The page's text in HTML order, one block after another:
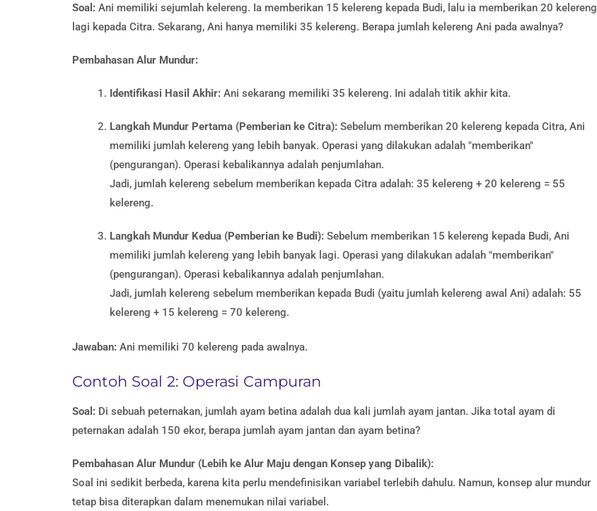
Soal: Ani memiliki sejumlah kelereng. Ia memberikan 15 kelereng kepada Budi, lalu ia memberikan 20 kelereng
lagi kepada Citra. Sekarang, Ani hanya memiliki 35 kelereng. Berapa jumlah kelereng Ani pada awalnya?
Pembahasan Alur Mundur:
Identifikasi Hasil Akhir: Ani sekarang memiliki 35 kelereng. Ini adalah titik akhir kita.
Langkah Mundur Pertama (Pemberian ke Citra): Sebelum memberikan 20 kelereng kepada Citra, Ani
memiliki jumlah kelereng yang lebih banyak. Operasi yang dilakukan adalah "memberikan"
(pengurangan). Operasi kebalikannya adalah penjumlahan.
Jadi, jumlah kelereng sebelum memberikan kepada Citra adalah: 35 kelereng + 20 kelereng = 55
kelereng.
Langkah Mundur Kedua (Pemberian ke Budi): Sebelum memberikan 15 kelereng kepada Budi, Ani
memiliki jumlah kelereng yang lebih banyak lagi. Operasi yang dilakukan adalah "memberikan"
(pengurangan). Operasi kebalikannya adalah penjumlahan.
Jadi, jumlah kelereng sebelum memberikan kepada Budi (yaitu jumlah kelereng awal Ani) adalah: 55
kelereng + 15 kelereng = 70 kelereng.
Jawaban: Ani memiliki 70 kelereng pada awalnya.
Contoh Soal 2: Operasi Campuran
Soal: Di sebuah peternakan, jumlah ayam betina adalah dua kali jumlah ayam jantan. Jika total ayam di
peternakan adalah 150 ekor, berapa jumlah ayam jantan dan ayam betina?
Pembahasan Alur Mundur (Lebih ke Alur Maju dengan Konsep yang Dibalik):
Soal ini sedikit berbeda, karena kita perlu mendefinisikan variabel terlebih dahulu. Namun, konsep alur mundur
tetap bisa diterapkan dalam menemukan nilai variabel.